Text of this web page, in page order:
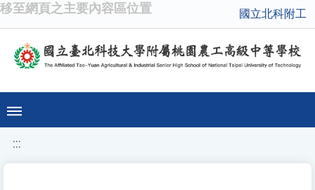
移至網頁之主要內容區位置 國立北科附工
:::